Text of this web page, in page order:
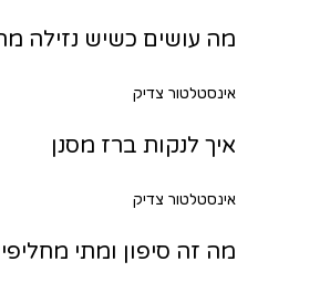
מה עושים כשיש נזילה מהדוד
אינסטלטור צדיק
איך לנקות ברז מסנן
אינסטלטור צדיק
מה זה סיפון ומתי מחליפים